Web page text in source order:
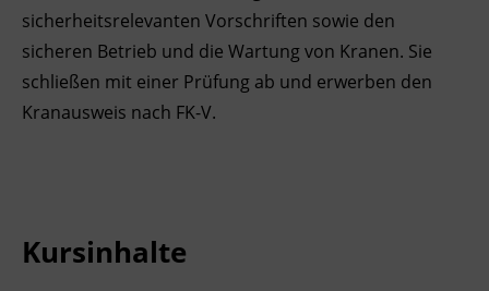
Deutsch und Integration
Akademisches Studienzentrum
BFI Reutte
BFI Schwaz
sicherheitsrelevanten Vorschriften sowie den
sicheren Betrieb und die Wartung von Kranen. Sie
schließen mit einer Prüfung ab und erwerben den
Kranausweis nach FK-V.
Kursinhalte